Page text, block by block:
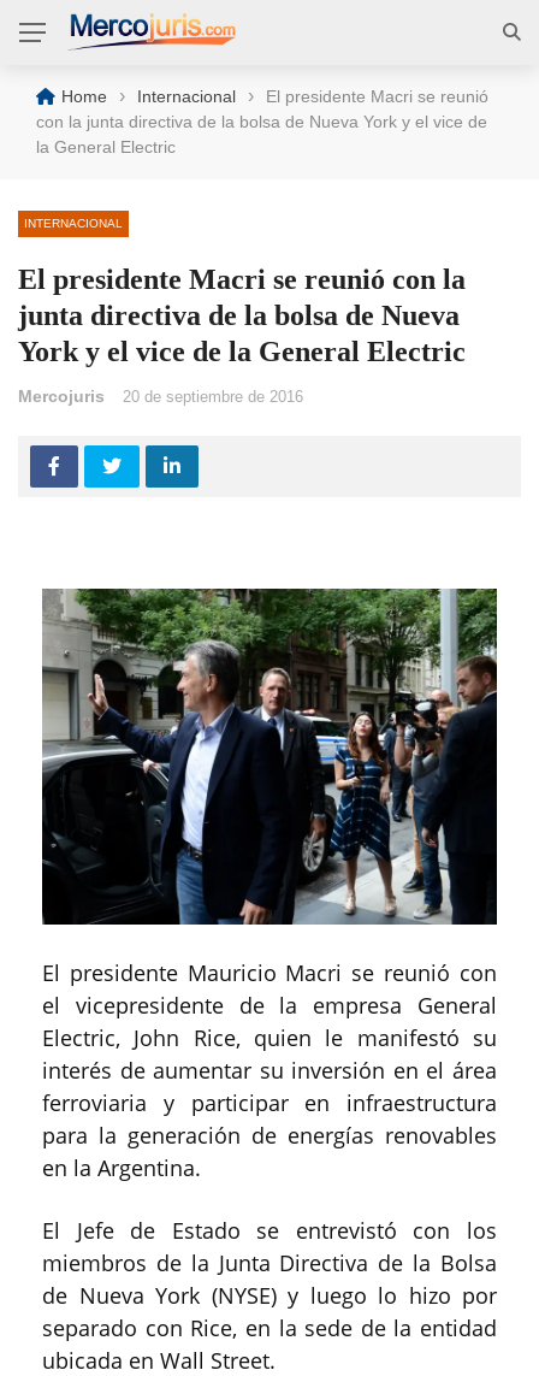
Home › Internacional ›
El presidente Macri se reunió
con la junta directiva de la bolsa de Nueva York y el vice de
la General Electric
INTERNACIONAL
El presidente Macri se reunió con la
junta directiva de la bolsa de Nueva
York y el vice de la General Electric
Mercojuris 20 de septiembre de 2016
El presidente Mauricio Macri se reunió con
el vicepresidente de la empresa General
Electric, John Rice, quien le manifestó su
interés de aumentar su inversión en el área
ferroviaria y participar en infraestructura
para la generación de energías renovables
en la Argentina.
El Jefe de Estado se entrevistó con los
miembros de la Junta Directiva de la Bolsa
de Nueva York (NYSE) y luego lo hizo por
separado con Rice, en la sede de la entidad
ubicada en Wall Street.